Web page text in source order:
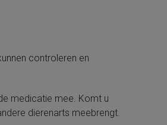
controleren en
medicatie mee. Komt u
dierenarts meebrengt.